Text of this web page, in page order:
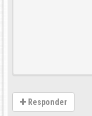
Responder